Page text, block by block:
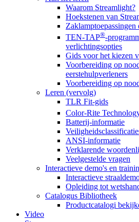
Waarom Streamlight?
Hoekstenen van
Zaklamptoepassingen
TEN-TAP®-
verlichtingsopties
Gids voor het kiezen
Voorbereiding op
eerstehulpverleners
Voorbereiding op
Leren (vervolg)
TLR Fit-gids
Color-Rite
Batterij-informatie
ANSI-informatie
Verklarende
Veelgestelde vragen
Interactieve demo's en
Interactieve
Opleiding tot
Catalogus Bibliotheek
Productcatalogi
Video